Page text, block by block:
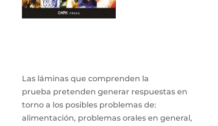
Las láminas que comprenden la
prueba pretenden generar respuestas en
torno a los posibles problemas de:
alimentación, problemas orales en general,